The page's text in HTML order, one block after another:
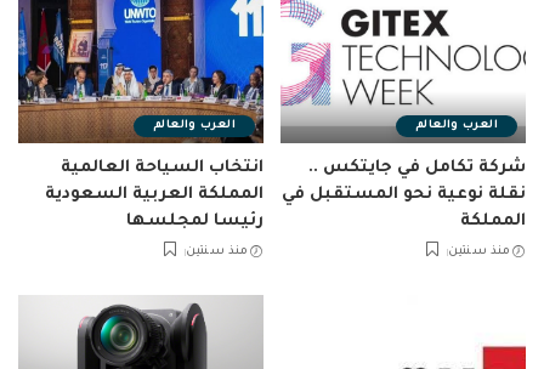
العرب والعالم
شركة تكامل في جايتكس ..
نقلة نوعية نحو المستقبل في
المملكة
منذ سنتين
العرب والعالم
انتخاب السياحة العالمية
المملكة العربية السعودية
رئيسا لمجلسها
منذ سنتين